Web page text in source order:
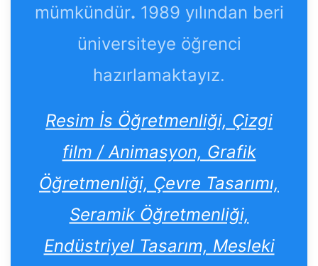
mümkündür. 1989 yılından beri
üniversiteye öğrenci
hazırlamaktayız.
Resim İs Öğretmenliği, Çizgi
film / Animasyon, Grafik
Öğretmenliği, Çevre Tasarımı,
Seramik Öğretmenliği,
Endüstriyel Tasarım, Mesleki